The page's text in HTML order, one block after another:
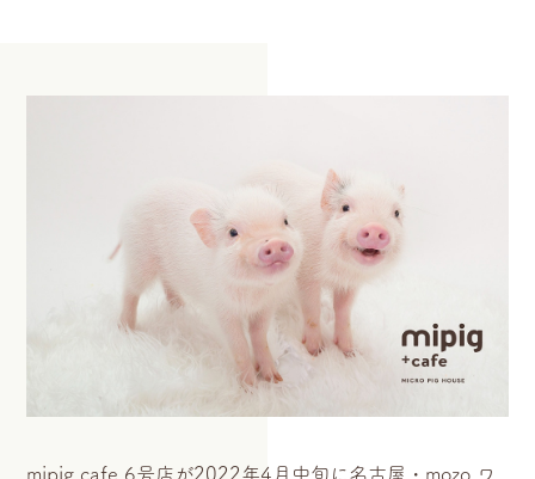
mipig cafe 6号店が2022年4月中旬に名古屋・mozo ワ